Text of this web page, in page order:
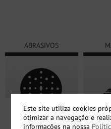
ABRASIVOS
Este site utiliza cookies
otimizar a navegação e
informações na nossa